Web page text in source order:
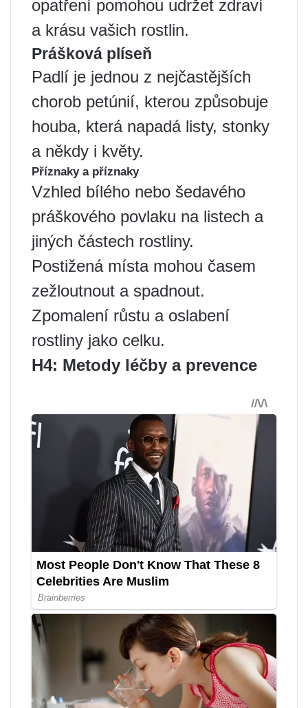
opatření pomohou udržet zdraví
a krásu vašich rostlin.
Prášková plíseň
Padlí je jednou z nejčastějších
chorob petúnií, kterou způsobuje
houba, která napadá listy, stonky
a někdy i květy.
Příznaky a příznaky
Vzhled bílého nebo šedavého
práškového povlaku na listech a
jiných částech rostliny.
Postižená místa mohou časem
zežloutnout a spadnout.
Zpomalení růstu a oslabení
rostliny jako celku.
H4: Metody léčby a prevence